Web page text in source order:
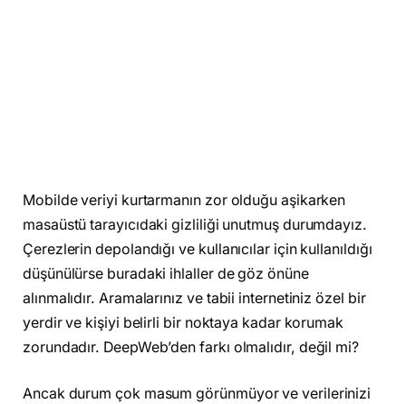
Mobilde veriyi kurtarmanın zor olduğu aşikarken
masaüstü tarayıcıdaki gizliliği unutmuş durumdayız.
Çerezlerin depolandığı ve kullanıcılar için kullanıldığı
düşünülürse buradaki ihlaller de göz önüne
alınmalıdır. Aramalarınız ve tabii internetiniz özel bir
yerdir ve kişiyi belirli bir noktaya kadar korumak
zorundadır. DeepWeb’den farkı olmalıdır, değil mi?
Ancak durum çok masum görünmüyor ve verilerinizi